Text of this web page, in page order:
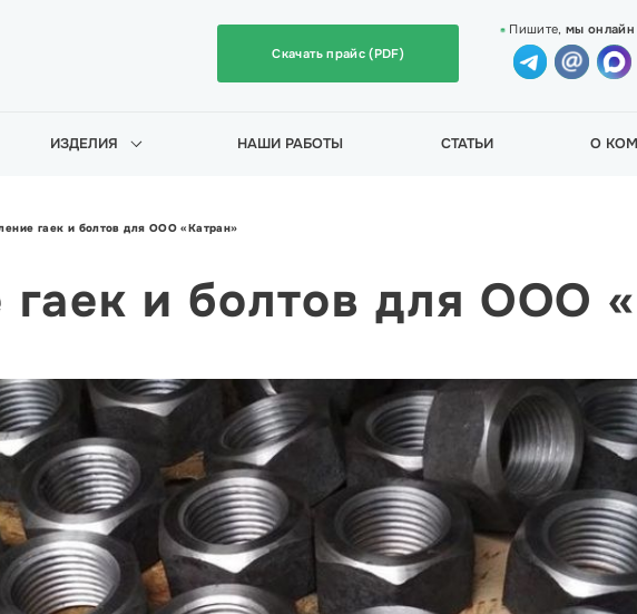
Скачать прайс (PDF)
Пишите,мы онлайн
ИЗДЕЛИЯ НАШИ РАБОТЫ СТАТЬИ О
гаек и болтов для ООО «Катран»
гаек и болтов для ООО